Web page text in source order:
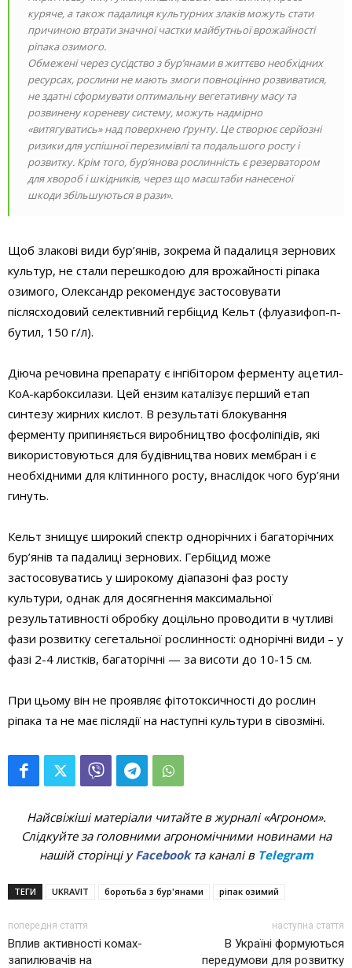
куряче, а також падалиця культурних злаків можуть стати
причиною втрати значної частки майбутньої врожайності
ріпака озимого.
Обмежені через сусідство з бур’янами в життєво необхідних
ресурсах, рослини не мають змоги повноцінно розвиватися,
не здатні сформувати оптимальну вегетативну масу та
розвинену кореневу систему, можуть надмірно
«витягуватись» над поверхнею ґрунту. Це створює серйозні
ризики для успішної перезимівлі та подальшого росту і
розвитку. Крім того, бур’янова рослинність є резерватором
для хвороб і шкідників, через що масштаби нанесеної
шкоди збільшуються в рази».
Щоб злакові види бур’янів, зокрема й падалиця зернових
культур, не стали перешкодою для врожайності ріпака
озимого, Олександр рекомендує застосовувати
післясходовий селективний гербіцид Кельт (флуазифоп-п-
бутил, 150 г/л).
Діюча речовина препарату є інгібітором ферменту ацетил-
КоА-карбоксилази. Цей ензим каталізує перший етап
синтезу жирних кислот. В результаті блокування
ферменту припиняється виробництво фосфоліпідів, які
використовуються для будівництва нових мембран і є
необхідними для клітинного росту, внаслідок чого бур’яни
гинуть.
Кельт знищує широкий спектр однорічних і багаторічних
бур’янів та падалиці зернових. Гербіцид може
застосовуватись у широкому діапазоні фаз росту
культури, однак для досягнення максимальної
результативності обробку доцільно проводити в чутливі
фази розвитку сегетальної рослинності: однорічні види – у
фазі 2-4 листків, багаторічні — за висоти до 10-15 см.
При цьому він не проявляє фітотоксичності до рослин
ріпака та не має післядії на наступні культури в сівозміні.
Найсвіжіші матеріали читайте в журналі «Агроном».
Слідкуйте за головними агрономічними новинами на
нашій сторінці уFacebookта каналі в Telegram
ТЕГИ UKRAVIT боротьба з бур'янами ріпак озимий
попередня стаття
Вплив активності комах-
запилювачів на
наступна стаття
В Україні формуються
передумови для розвитку